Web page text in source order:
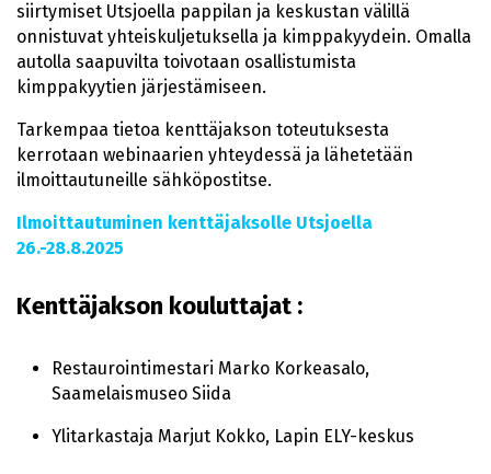
siirtymiset Utsjoella pappilan ja keskustan välillä
onnistuvat yhteiskuljetuksella ja kimppakyydein. Omalla
autolla saapuvilta toivotaan osallistumista
kimppakyytien järjestämiseen.
Tarkempaa tietoa kenttäjakson toteutuksesta
kerrotaan webinaarien yhteydessä ja lähetetään
ilmoittautuneille sähköpostitse.
Ilmoittautuminen kenttäjaksolle Utsjoella
26.-28.8.2025
Kenttäjakson kouluttajat :
Restaurointimestari Marko Korkeasalo,
Saamelaismuseo Siida
Ylitarkastaja Marjut Kokko, Lapin ELY-keskus